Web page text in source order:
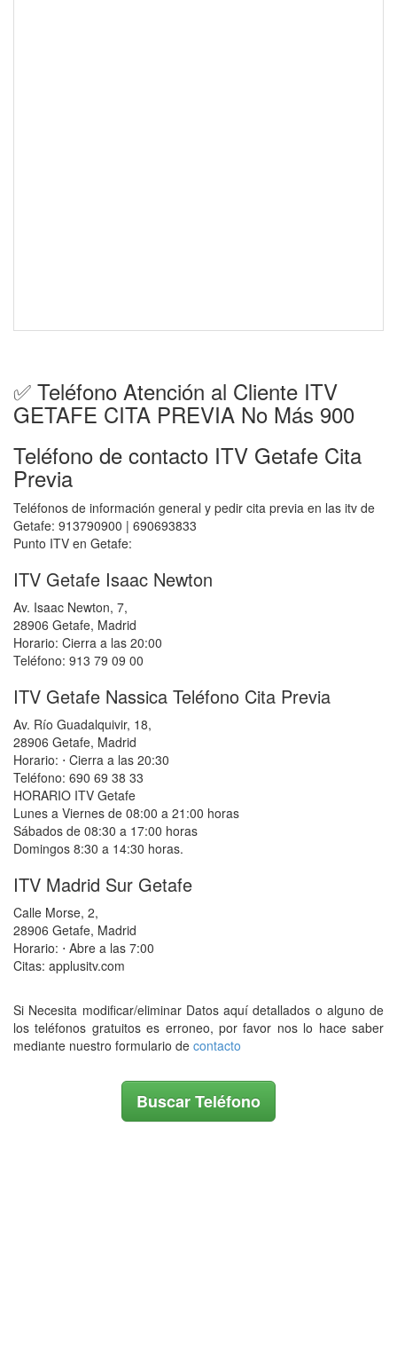
✅ Teléfono Atención al Cliente ITV
GETAFE CITA PREVIA No Más 900
Teléfono de contacto ITV Getafe Cita
Previa
Teléfonos de información general y pedir cita previa en las itv de
Getafe: 913790900 | 690693833
Punto ITV en Getafe:
ITV Getafe Isaac Newton
Av. Isaac Newton, 7,
28906 Getafe, Madrid
Horario: Cierra a las 20:00
Teléfono: 913 79 09 00
ITV Getafe Nassica Teléfono Cita Previa
Av. Río Guadalquivir, 18,
28906 Getafe, Madrid
Horario: ⋅ Cierra a las 20:30
Teléfono: 690 69 38 33
HORARIO ITV Getafe
Lunes a Viernes de 08:00 a 21:00 horas
Sábados de 08:30 a 17:00 horas
Domingos 8:30 a 14:30 horas.
ITV Madrid Sur Getafe
Calle Morse, 2,
28906 Getafe, Madrid
Horario: ⋅ Abre a las 7:00
Citas: applusitv.com
Si Necesita modificar/eliminar Datos aquí detallados o alguno de
los teléfonos gratuitos es erroneo, por favor nos lo hace saber
mediante nuestro formulario de contacto
Buscar Teléfono